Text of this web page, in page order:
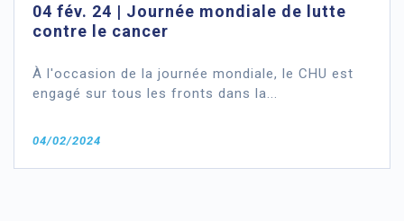
04 fév. 24 | Journée mondiale de lutte
contre le cancer
À l'occasion de la journée mondiale, le CHU est
engagé sur tous les fronts dans la...
04/02/2024